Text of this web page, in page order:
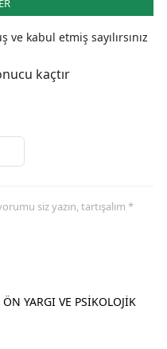
ve kabul etmiş sayılırsınız
kaçtır
siz yazın, tartışalım *
YARGI VE PSİKOLOJİK